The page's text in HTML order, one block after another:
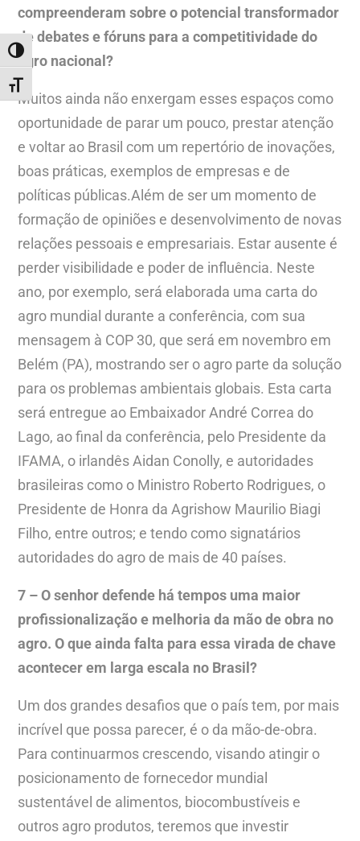
ALTERNAR ALTO CONTRASTE
ALTERNAR TAMANHO DA FONTE
compreenderam sobre o potencial transformador
de debates e fóruns para a competitividade do
agro nacional?
Muitos ainda não enxergam esses espaços como
oportunidade de parar um pouco, prestar atenção
e voltar ao Brasil com um repertório de inovações,
boas práticas, exemplos de empresas e de
políticas públicas.Além de ser um momento de
formação de opiniões e desenvolvimento de novas
relações pessoais e empresariais. Estar ausente é
perder visibilidade e poder de influência. Neste
ano, por exemplo, será elaborada uma carta do
agro mundial durante a conferência, com sua
mensagem à COP 30, que será em novembro em
Belém (PA), mostrando ser o agro parte da solução
para os problemas ambientais globais. Esta carta
será entregue ao Embaixador André Correa do
Lago, ao final da conferência, pelo Presidente da
IFAMA, o irlandês Aidan Conolly, e autoridades
brasileiras como o Ministro Roberto Rodrigues, o
Presidente de Honra da Agrishow Maurilio Biagi
Filho, entre outros; e tendo como signatários
autoridades do agro de mais de 40 países.
7 – O senhor defende há tempos uma maior
profissionalização e melhoria da mão de obra no
agro. O que ainda falta para essa virada de chave
acontecer em larga escala no Brasil?
Um dos grandes desafios que o país tem, por mais
incrível que possa parecer, é o da mão-de-obra.
Para continuarmos crescendo, visando atingir o
posicionamento de fornecedor mundial
sustentável de alimentos, biocombustíveis e
outros agro produtos, teremos que investir